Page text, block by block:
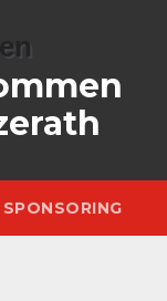
SPONSORING